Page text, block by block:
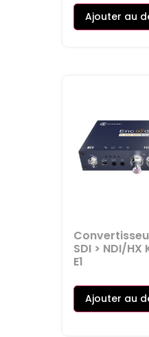
Ajouter au
SDI > NDI/HX
E1
Ajouter au